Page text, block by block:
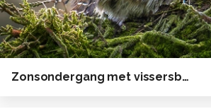
Zonsondergang met vissersboot